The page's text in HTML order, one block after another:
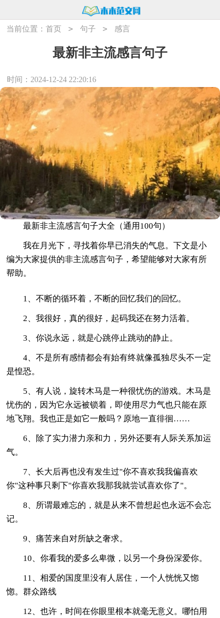
当前位置：首页 > 句子 > 感言
最新非主流感言句子
时间：2024-12-24 22:20:16
最新非主流感言句子大全（通用100句）
我在月光下，寻找着你早已消失的气息。下文是小
编为大家提供的非主流感言句子，希望能够对大家有所
帮助。
1、不断的循环着，不断的回忆我们的回忆。
2、我很好，真的很好，起码我还在努力活着。
3、你说永远，就是心跳停止跳动的静止。
4、不是所有感情都会有始有终就像孤独尽头不一定
是惶恐。
5、有人说，旋转木马是一种很忧伤的游戏。木马是
忧伤的，因为它永远被锁着，即使用尽力气也只能在原
地飞翔。我也正是如它一般吗？原地一直徘徊……
6、除了实力潜力亲和力，另外还要有人际关系加运
气。
7、长大后再也没有发生过"你不喜欢我我偏喜欢
你"这种事只剩下"你喜欢我那我就尝试喜欢你了"。
8、所谓最难忘的，就是从来不曾想起也永远不会忘
记。
9、痛苦来自对所缺之奢求。
10、你看我的爱多么卑微，以另一个身份深爱你。
11、相爱的国度里没有人居住，一个人恍恍又惚
惚。群众路线
12、也许，时间在你眼里根本就毫无意义。哪怕用